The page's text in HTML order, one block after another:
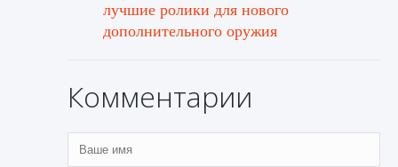
лучшие ролики для нового
дополнительного оружия
Комментарии